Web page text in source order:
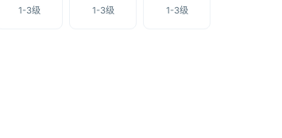
1-3级 1-3级 1-3级